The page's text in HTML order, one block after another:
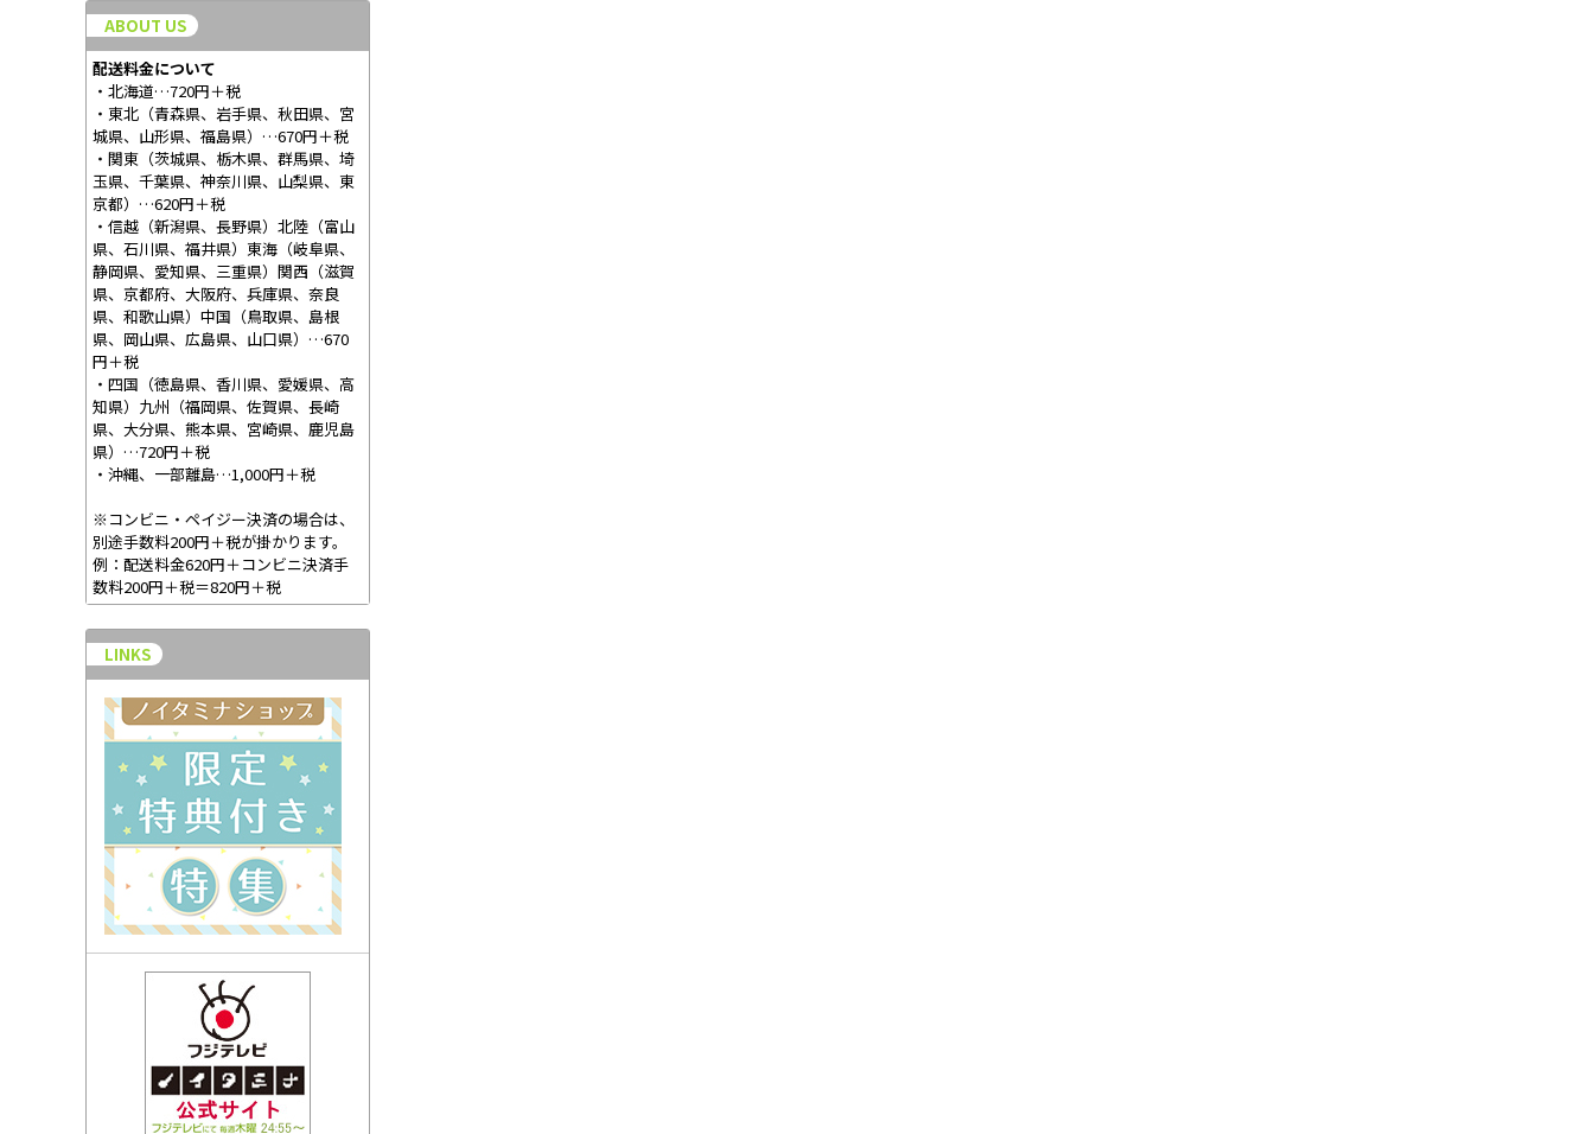
ABOUT US
配送料金について
・北海道…720円＋税
・東北（青森県、岩手県、秋田県、宮
城県、山形県、福島県）…670円＋税
・関東（茨城県、栃木県、群馬県、埼
玉県、千葉県、神奈川県、山梨県、東
京都）…620円＋税
・信越（新潟県、長野県）北陸（富山
県、石川県、福井県）東海（岐阜県、
静岡県、愛知県、三重県）関西（滋賀
県、京都府、大阪府、兵庫県、奈良
県、和歌山県）中国（鳥取県、島根
県、岡山県、広島県、山口県）…670
円＋税
・四国（徳島県、香川県、愛媛県、高
知県）九州（福岡県、佐賀県、長崎
県、大分県、熊本県、宮崎県、鹿児島
県）…720円＋税
・沖縄、一部離島…1,000円＋税
※コンビニ・ペイジー決済の場合は、
別途手数料200円＋税が掛かります。
例：配送料金620円＋コンビニ決済手
数料200円＋税＝820円＋税
LINKS